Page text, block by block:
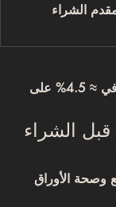
الشراء
≈
4.5%
على
الشراء
وصحة الأوراق